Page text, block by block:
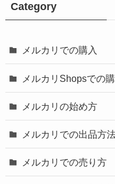
Category
メルカリでの購入
メルカリShopsでの購
メルカリの始め方
メルカリでの出品方
メルカリでの売り方